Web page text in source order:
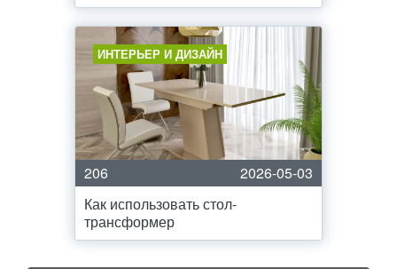
ИНТЕРЬЕР И ДИЗАЙН
206
2026-05-03
Как использовать стол-
трансформер